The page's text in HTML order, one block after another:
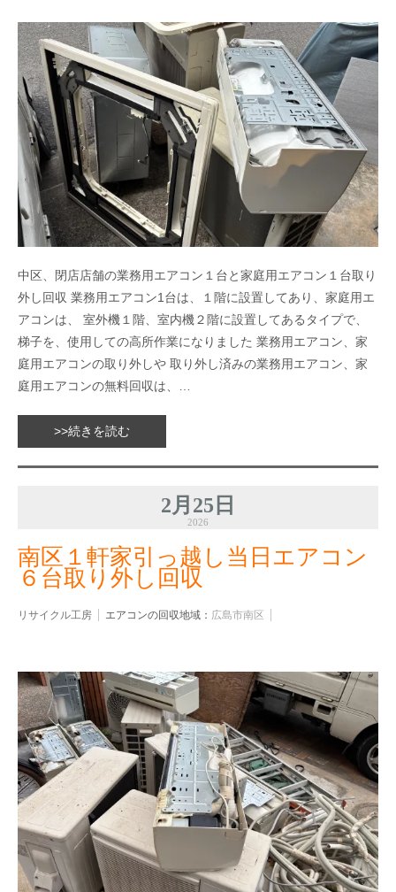
中区、閉店店舗の業務用エアコン１台と家庭用エアコン１台取り
外し回収 業務用エアコン1台は、１階に設置してあり、家庭用エ
アコンは、 室外機１階、室内機２階に設置してあるタイプで、
梯子を、使用しての高所作業になりました 業務用エアコン、家
庭用エアコンの取り外しや 取り外し済みの業務用エアコン、家
庭用エアコンの無料回収は、…
>>続きを読む
2月25日
2026
南区１軒家引っ越し当日エアコン
６台取り外し回収
リサイクル工房 エアコンの回収地域： 広島市南区